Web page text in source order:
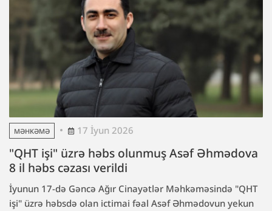
MƏHKƏMƏ 17 İyun 2026
"QHT işi" üzrə həbs olunmuş Asəf Əhmədova
8 il həbs cəzası verildi
İyunun 17-də Gəncə Ağır Cinayətlər Məhkəməsində "QHT
işi" üzrə həbsdə olan ictimai fəal Asəf Əhmədovun yekun